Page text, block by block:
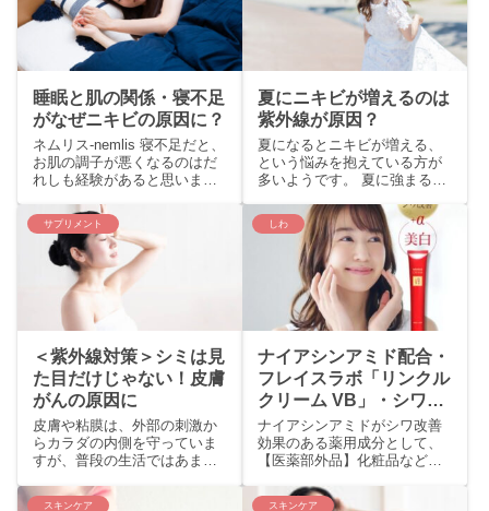
睡眠と肌の関係・寝不足
がなぜニキビの原因に？
ネムリス-nemlis 寝不足だと、
お肌の調子が悪くなるのはだ
れしも経験があると思いま
のも、その一つ。 とくに大人
ニキビは、思春期ニキビと違
い、フェイスラ...
夏にニキビが増えるのは
紫外線が原因？
夏になるとニキビが増える、
という悩みを抱えている方が
多いようです。 夏に強まる紫
は？と考えられたこともあっ
たようですが、紫外線がニキ
ビを増やすという証拠は見...
サプリメント
＜紫外線対策＞シミは見
た目だけじゃない！皮膚
がんの原因に
皮膚や粘膜は、外部の刺激か
らカラダの内側を守っていま
すが、普段の生活ではあまり
年齢とともに、皮膚の機能は
しわ
ナイアシンアミド配合・
フレイスラボ「リンクル
クリーム VB」・シワ改
善効果は？
ナイアシンアミドがシワ改善
効果のある薬用成分として、
【医薬部外品】化粧品などに
は、まだ最近のこと。 にもか
スキンケア スキンケア